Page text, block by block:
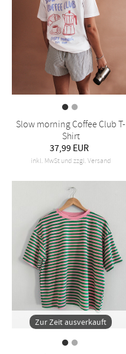
Slow morning Coffee Club T-
Shirt
37,99 EUR
inkl. MwSt und zzgl. Versand
Zur Zeit ausverkauft